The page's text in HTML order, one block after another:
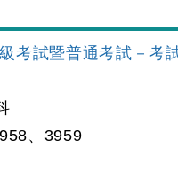
考試暨普通考試－考
、3959